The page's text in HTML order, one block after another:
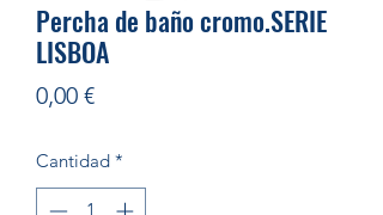
Percha de baño cromo.SERIE
LISBOA
0,00 €Precio
Cantidad *